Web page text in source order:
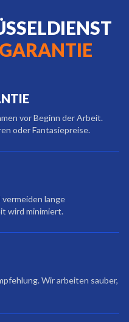
GARANTIE
vor Beginn der Arbeit.
oder Fantasiepreise.
lange
wird minimiert.
Wir arbeiten sauber,